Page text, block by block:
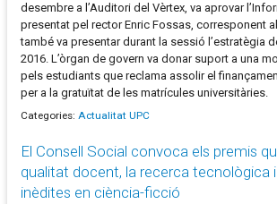
desembre a l’Auditori del Vèrtex, va aprovar
presentat pel rector Enric Fossas, corresponent
també va presentar durant la sessió l’estratègia
2016. L’òrgan de govern va donar suport a una
pels estudiants que reclama assolir el
per a la gratuïtat de les matrícules universitàries.
Categories: Actualitat UPC
El Consell Social convoca els premis
qualitat docent, la recerca tecnològica
inèdites en ciència-ficció